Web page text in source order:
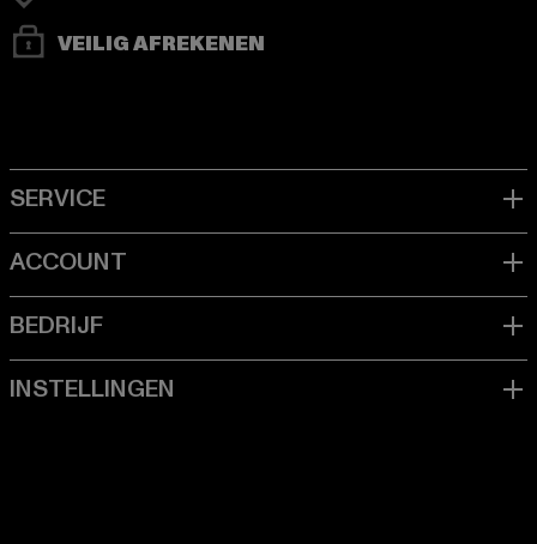
VEILIG AFREKENEN